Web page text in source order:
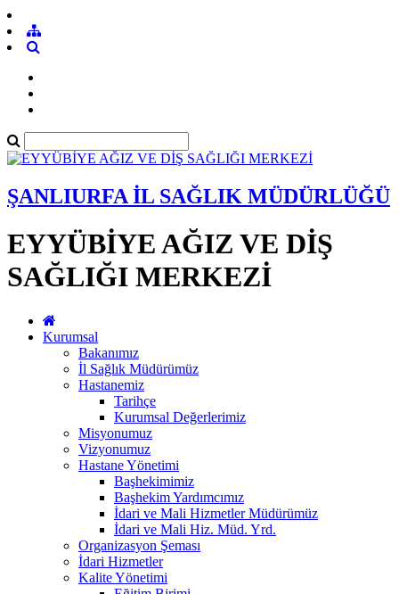
ŞANLIURFA İL SAĞLIK MÜDÜRLÜĞÜ
EYYÜBİYE AĞIZ VE DİŞ
SAĞLIĞI MERKEZİ
Kurumsal
Bakanımız
İl Sağlık Müdürümüz
Hastanemiz
Tarihçe
Kurumsal Değerlerimiz
Misyonumuz
Vizyonumuz
Hastane Yönetimi
Başhekimimiz
Başhekim Yardımcımız
İdari ve Mali Hizmetler Müdürümüz
İdari ve Mali Hiz. Müd. Yrd.
Organizasyon Şeması
İdari Hizmetler
Kalite Yönetimi